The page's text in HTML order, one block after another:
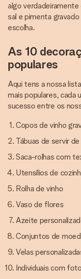
algo verdadeiramente
sal e pimenta
escolha.
As 10
populares
Aqui tens a nossa
mais populares, cada
sucesso entre os
Copos de vinho
Tábuas de servir de
Saca-rolhas com
Utensílios de
Rolha de vinho
Vaso de flores
Azeite
Conjuntos de
Velas
Individuais com